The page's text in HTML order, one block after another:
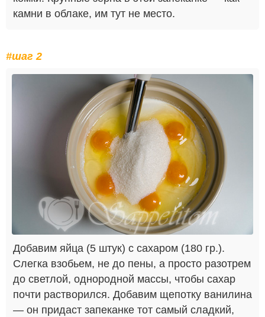
камни в облаке, им тут не место.
#шаг 2
Добавим яйца (5 штук) с сахаром (180 гр.).
Слегка взобьем, не до пены, а просто разотрем
до светлой, однородной массы, чтобы сахар
почти растворился. Добавим щепотку ванилина
— он придаст запеканке тот самый сладкий,